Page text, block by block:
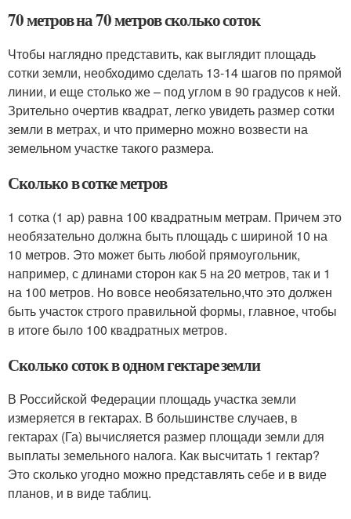
70 метров на 70 метров сколько соток
Чтобы наглядно представить, как выглядит площадь
сотки земли, необходимо сделать 13-14 шагов по прямой
линии, и еще столько же – под углом в 90 градусов к ней.
Зрительно очертив квадрат, легко увидеть размер сотки
земли в метрах, и что примерно можно возвести на
земельном участке такого размера.
Сколько в сотке метров
1 сотка (1 ар) равна 100 квадратным метрам. Причем это
необязательно должна быть площадь с шириной 10 на
10 метров. Это может быть любой прямоугольник,
например, с длинами сторон как 5 на 20 метров, так и 1
на 100 метров. Но вовсе необязательно,что это должен
быть участок строго правильной формы, главное, чтобы
в итоге было 100 квадратных метров.
Сколько соток в одном гектаре земли
В Российской Федерации площадь участка земли
измеряется в гектарах. В большинстве случаев, в
гектарах (Га) вычисляется размер площади земли для
выплаты земельного налога. Как высчитать 1 гектар?
Это сколько угодно можно представлять себе и в виде
планов, и в виде таблиц.